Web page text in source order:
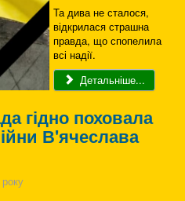
Та дива не сталося,
відкрилася страшна
правда, що спопелила
всі надії.
Детальніше...
гідно поховала
В'ячеслава